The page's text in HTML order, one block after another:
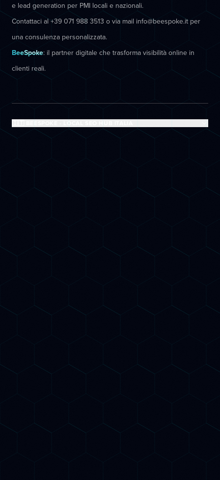
e lead generation per PMI locali e nazionali.
Contattaci al +39 071 988 3513 o via mail info@beespoke.it per
una consulenza personalizzata.
BeeSpoke: il partner digitale che trasforma visibilità online in
clienti reali.